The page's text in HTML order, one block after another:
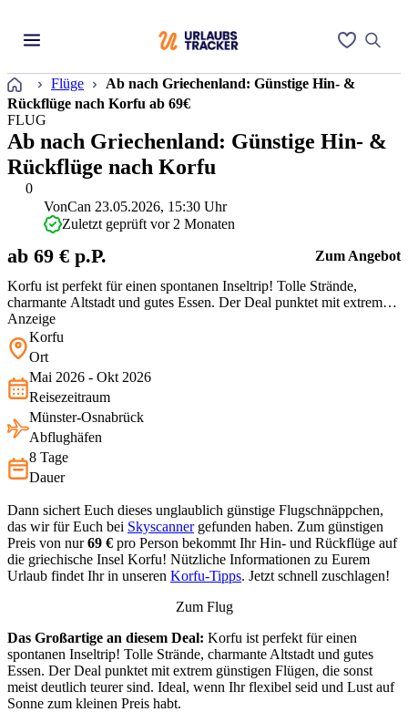
Startseite
Flüge
Ab nach Griechenland: Günstige Hin- &
Rückflüge nach Korfu ab 69€
0
FLUG
Ab nach Griechenland: Günstige Hin- &
Rückflüge nach Korfu
Korfu ist perfekt für einen spontanen Inseltrip! Tolle Strände,
charmante Altstadt und gutes Essen. Der Deal punktet mit extrem
günstigen Flügen, die sonst meist deutlich teurer sind. Ideal, wenn
Ihr flexibel seid und Lust auf Sonne zum kleinen Preis habt.
VonCan 23.05.2026, 15:30 Uhr
Zuletzt geprüft vor 2 Monaten
ab 69 € p.P. Zum Angebot
Anzeige
Korfu
Ort
Mai 2026 - Okt 2026
Reisezeitraum
Münster-Osnabrück
Abflughäfen
8 Tage
Dauer
Dann sichert Euch dieses unglaublich günstige Flugschnäppchen,
das wir für Euch bei Skyscannergefunden haben. Zum günstigen
Preis von nur69 € pro Person bekommt Ihr Hin- und Rückflüge auf
die griechische Insel Korfu! Nützliche Informationen zu Eurem
Urlaub findet Ihr in unseren Korfu-Tipps. Jetzt schnell zuschlagen!
Zum Flug
Das Großartige an diesem Deal: Korfu ist perfekt für einen
spontanen Inseltrip! Tolle Strände, charmante Altstadt und gutes
Essen. Der Deal punktet mit extrem günstigen Flügen, die sonst
meist deutlich teurer sind. Ideal, wenn Ihr flexibel seid und Lust auf
Sonne zum kleinen Preis habt.